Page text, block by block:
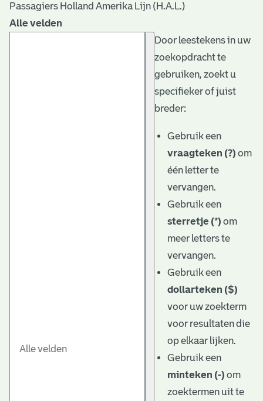
Passagiers Holland Amerika Lijn (H.A.L.)
Alle velden
Door leestekens in uw
zoekopdracht te
gebruiken, zoekt u
specifieker of juist
breder:
Gebruik een
vraagteken (?) om
één letter te
vervangen.
Gebruik een
sterretje (*) om
meer letters te
vervangen.
Gebruik een
dollarteken ($)
voor uw zoekterm
voor resultaten die
op elkaar lijken.
Gebruik een
minteken (-) om
zoektermen uit te